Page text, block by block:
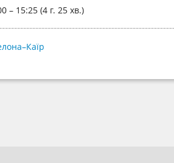
– 15:25 (4 г. 25 хв.)